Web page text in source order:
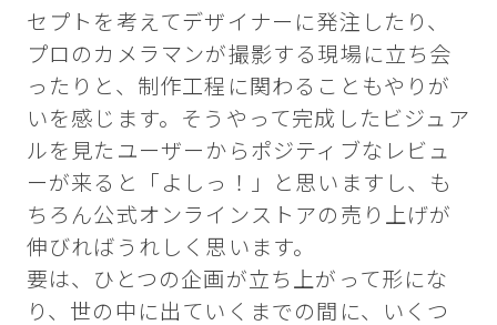
セプトを考えてデザイナーに発注したり、
プロのカメラマンが撮影する現場に立ち会
ったりと、制作工程に関わることもやりが
いを感じます。そうやって完成したビジュア
ルを見たユーザーからポジティブなレビュ
ーが来ると「よしっ！」と思いますし、も
ちろん公式オンラインストアの売り上げが
伸びればうれしく思います。
要は、ひとつの企画が立ち上がって形にな
り、世の中に出ていくまでの間に、いくつ